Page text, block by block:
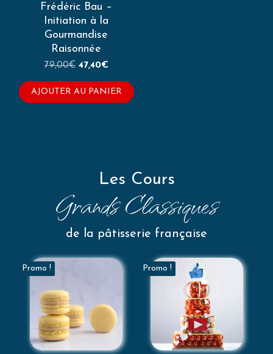
Frédéric Bau –
Initiation à la
Gourmandise
Raisonnée
79,00€ Le
initial
était :
47,40€Le
actuel
est :
AJOUTER AU PANIER
Les Cours
Grands Classiques
de la pâtisserie française
Promo ! Promo !